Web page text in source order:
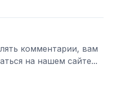
комментарии, вам
на нашем сайте...